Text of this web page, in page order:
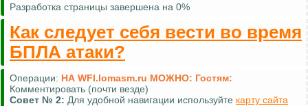
Разработка страницы завершена на 0%
Как следует себя вести во время
БПЛА атаки?
Операции: НА WFI.lomasm.ru МОЖНО: Гостям:
Комментировать (почти везде)
Совет № 2: Для удобной навигации используйте карту сайта